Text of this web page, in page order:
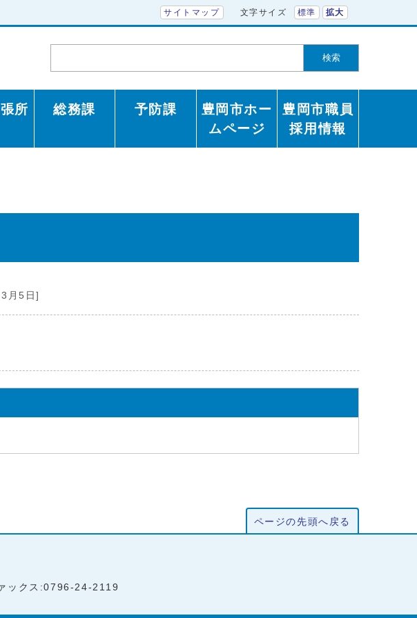
サイトマップ 文字サイズ 標準 拡大
検索
所 総務課 予防課
豊岡市ホー
ムページ
豊岡市職員
採用情報
月5日]
ページの先頭へ戻る
ックス:0796-24-2119